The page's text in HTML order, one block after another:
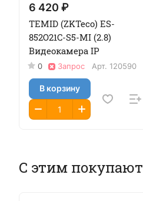
6 420 ₽
TEMID (ZKTeco) ES-
852O21C-S5-MI (2.8)
Видеокамера IP
0 Запрос Арт. 120590
В корзину
С этим покупают